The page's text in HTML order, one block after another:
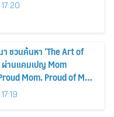
ชวนค้นหา ‘The Art of
ผ่านแคมเปญ Mom
Mom. Proud of My